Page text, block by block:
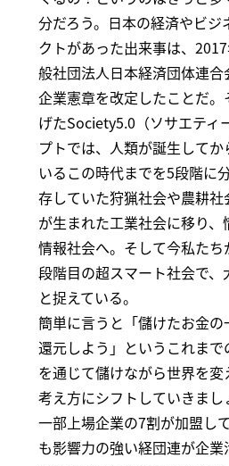
分だろう。日本の経済やビジ
クトがあった出来事は、
般社団法人日本経済団体連
企業憲章を改定したことだ
げたSociety5.0（ソサエティ
プトでは、人類が誕生して
いるこの時代までを5段階に
存していた狩猟社会や農耕
が生まれた工業社会に移り
情報社会へ。そして今私た
段階目の超スマート社会で
と捉えている。
簡単に言うと「儲けたお金
還元しよう」というこれま
を通じて儲けながら世界を変
考え方にシフトしていきまし
一部上場企業の7割が加盟し
も影響力の強い経団連が企